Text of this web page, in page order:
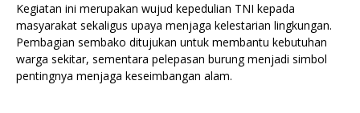
Kegiatan ini merupakan wujud kepedulian TNI kepada
masyarakat sekaligus upaya menjaga kelestarian lingkungan.
Pembagian sembako ditujukan untuk membantu kebutuhan
warga sekitar, sementara pelepasan burung menjadi simbol
pentingnya menjaga keseimbangan alam.